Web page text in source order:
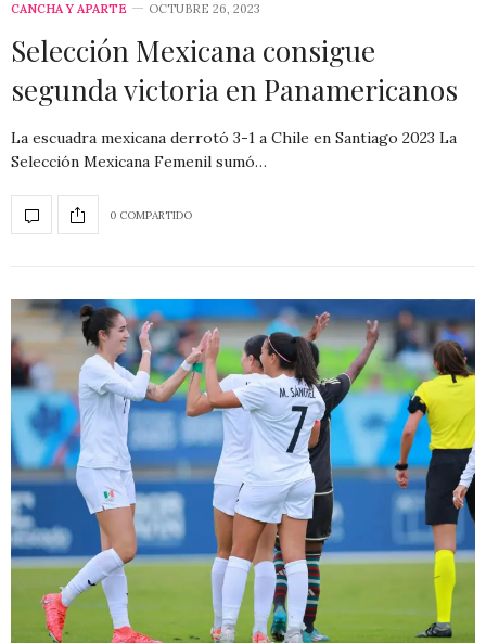
CANCHA Y APARTE OCTUBRE 26, 2023
Selección Mexicana consigue
segunda victoria en Panamericanos
La escuadra mexicana derrotó 3-1 a Chile en Santiago 2023 La
Selección Mexicana Femenil sumó…
0 COMPARTIDO